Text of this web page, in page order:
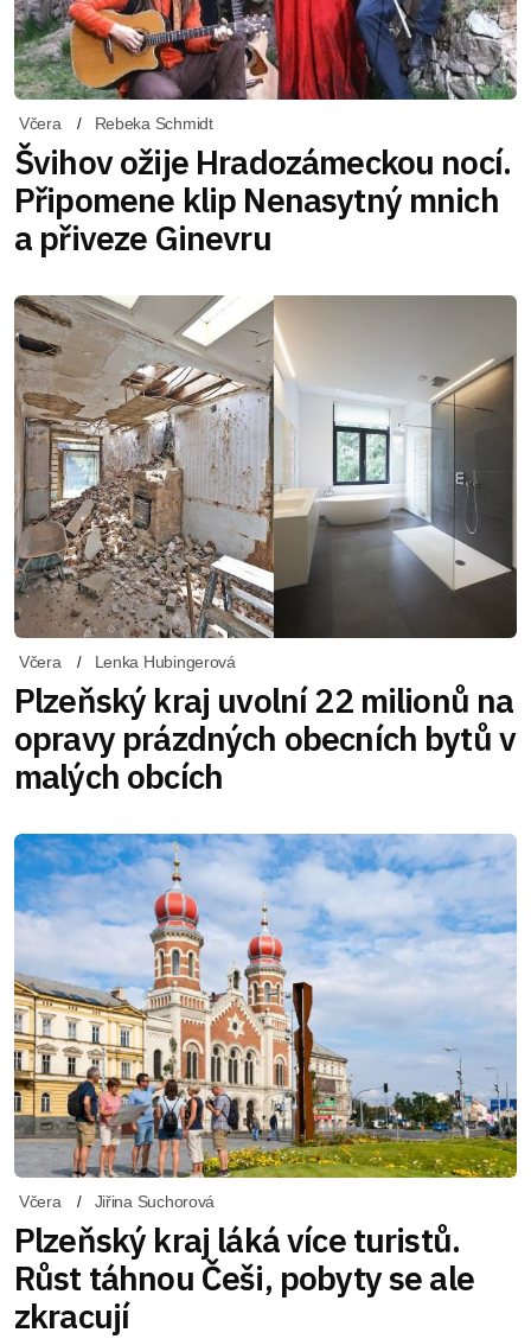
Včera Rebeka Schmidt
Švihov ožije Hradozámeckou nocí.
Připomene klip Nenasytný mnich
a přiveze Ginevru
Včera Lenka Hubingerová
Plzeňský kraj uvolní 22 milionů na
opravy prázdných obecních bytů v
malých obcích
Včera Jiřina Suchorová
Plzeňský kraj láká více turistů.
Růst táhnou Češi, pobyty se ale
zkracují